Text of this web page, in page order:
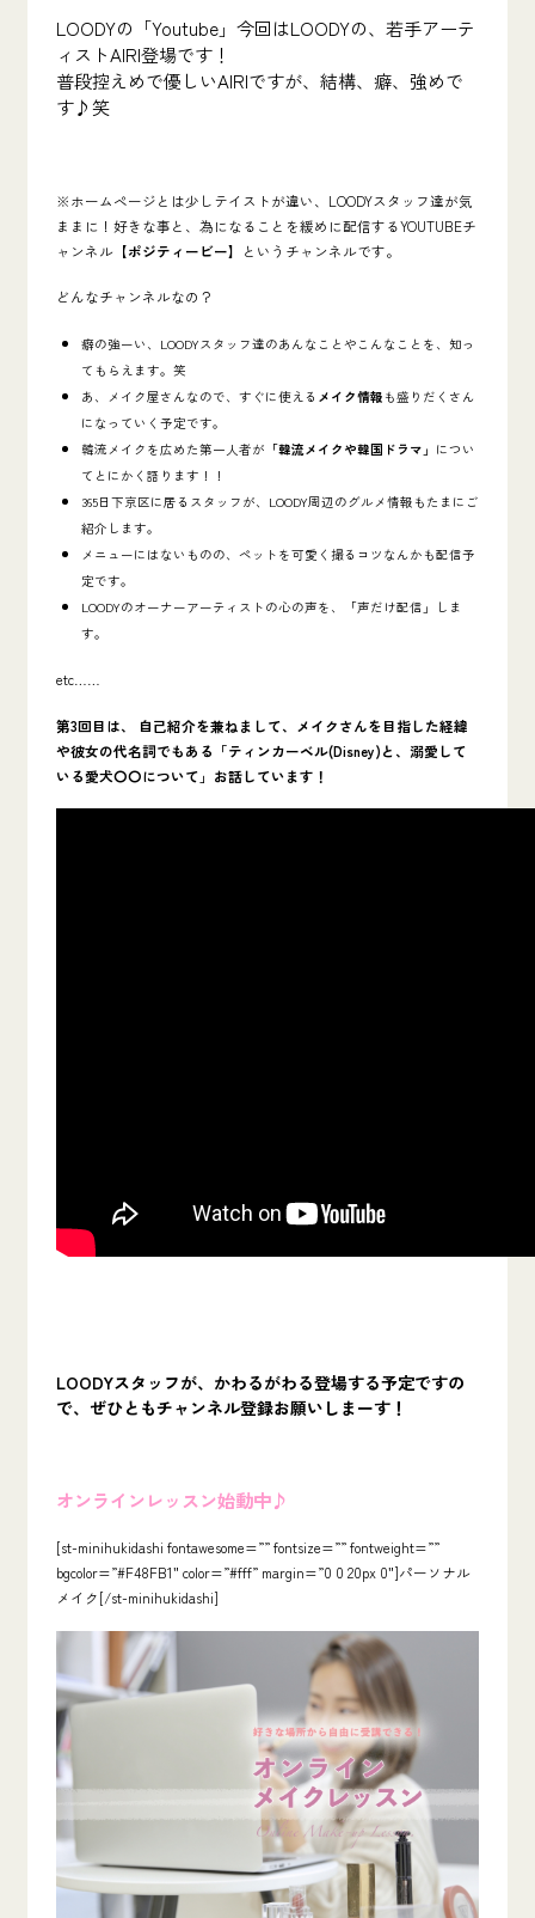
LOODYの「Youtube」今回はLOODYの、若手アーテ
ィストAIRI登場です！
普段控えめで優しいAIRIですが、結構、癖、強めで
す♪笑
※ホームページとは少しテイストが違い、LOODYスタッフ達が気
ままに！好きな事と、為になることを緩めに配信するYOUTUBEチ
ャンネル 【ポジティービー】 というチャンネルです。
どんなチャンネルなの？
癖の強ーい、LOODYスタッフ達のあんなことやこんなことを、知っ
てもらえます。笑
あ、メイク屋さんなので、すぐに使える メイク情報 も盛りだくさん
になっていく予定です。
韓流メイクを広めた第一人者が 「韓流メイクや韓国ドラマ」 につい
てとにかく語ります！！
365日下京区に居るスタッフが、LOODY周辺のグルメ情報もたまにご
紹介します。
メニューにはないものの、ペットを可愛く撮るコツなんかも配信予
定です。
LOODYのオーナーアーティストの心の声を、「声だけ配信」しま
す。
etc……
第3回目は、 自己紹介を兼ねまして、メイクさんを目指した経緯
や彼女の代名詞でもある「ティンカーベル(Disney)と、溺愛して
いる愛犬〇〇について」お話しています！
LOODYスタッフが、かわるがわる登場する予定ですの
で、ぜひともチャンネル登録お願いしまーす！
オンラインレッスン始動中♪
[st-minihukidashi fontawesome=”” fontsize=”” fontweight=””
bgcolor=”#F48FB1″ color=”#fff” margin=”0 0 20px 0″]パーソナル
メイク[/st-minihukidashi]